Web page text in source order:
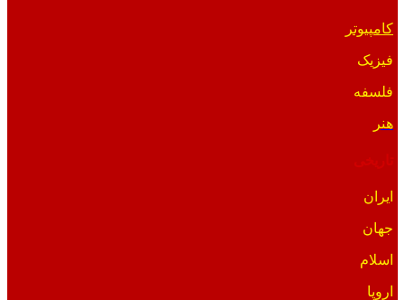
کامپیوتر
فیزیک
فلسفه
هنر
ایران
جهان
اسلام
اروپا